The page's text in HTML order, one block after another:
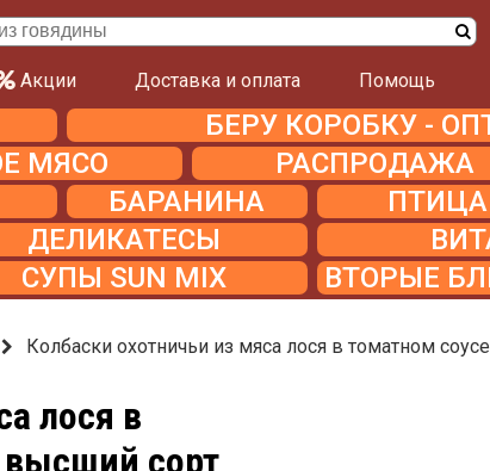
Акции Доставка и оплата Помощь
БЕРУ КОРОБКУ -
МЯСО РАСПРОДАЖА
БАРАНИНА ПТИЦА
ДЕЛИКАТЕСЫ
СУПЫ SUN MIX ВТОРЫЕ
Колбаски охотничьи из мяса лося в томатном
лося в
высший сорт